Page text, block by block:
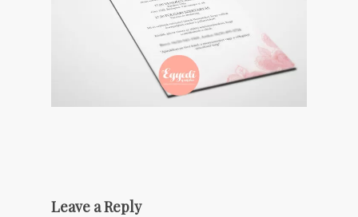
Leave a Reply